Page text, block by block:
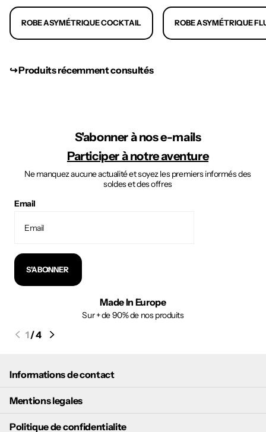
ROBE ASYMÉTRIQUE COCKTAIL ROBE ASYMÉTRIQUE
↪︎ Produits récemment consultés
S'abonner à nos e-mails
Participer à notre aventure
Ne manquez aucune actualité et soyez les premiers informés des
soldes et des offres
Email
S'ABONNER
Made In Europe
Sur + de 90% de nos produits
1/4
Informations de contact
Mentions legales
Politique de confidentialite